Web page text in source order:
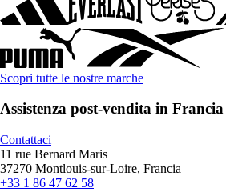
Scopri tutte le nostre marche
Assistenza post-vendita in Francia
Contattaci
11 rue Bernard Maris
37270 Montlouis-sur-Loire, Francia
+33 1 86 47 62 58